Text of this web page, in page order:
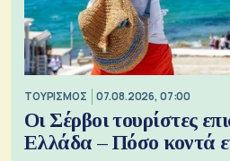
ΤΟΥΡΙΣΜΟΣ 07.08.2026, 07:00
Οι Σέρβοι τουρίστες
Ελλάδα – Πόσο κοντά